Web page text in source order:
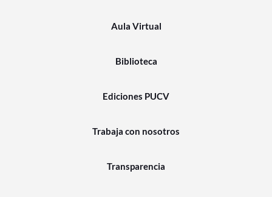
Aula Virtual
Biblioteca
Ediciones PUCV
Trabaja con nosotros
Transparencia